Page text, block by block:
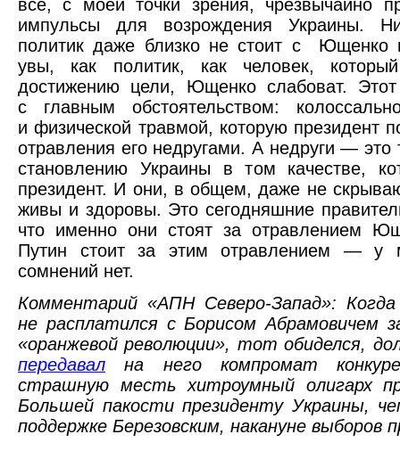
все, с моей точки зрения, чрезвычайно
импульсы для возрождения Украины.
политик даже близко не стоит с Ющенко
увы, как политик, как человек,
достижению цели, Ющенко слабоват. Этот
с главным обстоятельством:
и физической травмой, которую президент
отравления его недругами. А недруги — это
становлению Украины в том качестве,
президент. И они, в общем, даже не
живы и здоровы. Это сегодняшние
что именно они стоят за отравлением
Путин стоит за этим отравлением — у
сомнений нет.
Комментарий «АПН Северо-Запад»:
не расплатился с Борисом Абрамовичем
«оранжевой революции», тот обиделся,
передавал на него компромат
страшную месть хитроумный олигарх
Большей пакости президенту Украины,
поддержке Березовским, накануне выборов